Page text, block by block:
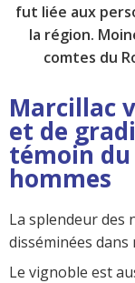
fut liée aux
la région.
comtes du
Marcillac
et de
témoin
hommes
La splendeur des
disséminées
Le vignoble est